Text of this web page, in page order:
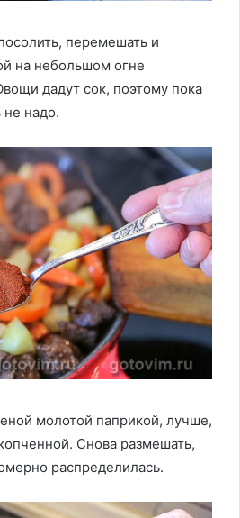
перемешать и
на небольшом огне
дадут сок, поэтому пока
не надо.
молотой паприкой, лучше,
Снова размешать,
распределилась.